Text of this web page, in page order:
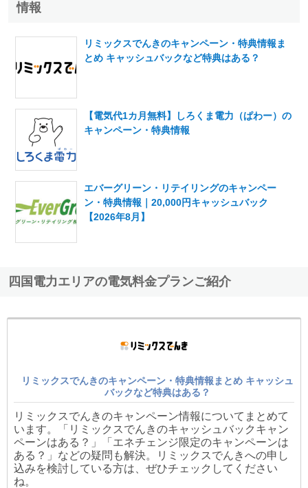
情報
リミックスでんきのキャンペーン・特典情報ま
とめ キャッシュバックなど特典はある？
【電気代1カ月無料】しろくま電力（ぱわー）の
キャンペーン・特典情報
エバーグリーン・リテイリングのキャンペー
ン・特典情報｜20,000円キャッシュバック
【2026年8月】
四国電力エリアの電気料金プランご紹介
リミックスでんきのキャンペーン・特典情報まとめ キャッシュ
バックなど特典はある？
リミックスでんきのキャンペーン情報についてまとめて
います。「リミックスでんきのキャッシュバックキャン
ペーンはある？」「エネチェンジ限定のキャンペーンは
ある？」などの疑問も解決。リミックスでんきへの申し
込みを検討している方は、ぜひチェックしてください
ね。